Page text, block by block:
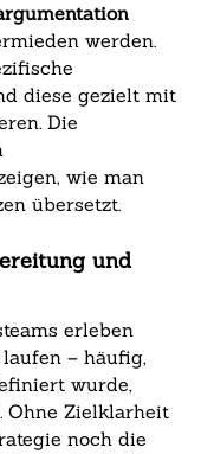
werden.
diese gezielt mit
Die
wie man
übersetzt.
und
erleben
– häufig,
wurde,
Ohne Zielklarheit
noch die